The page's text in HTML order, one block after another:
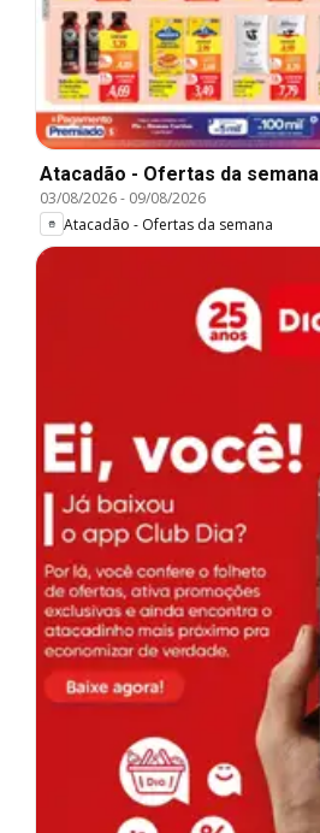
Atacadão - Ofertas da semana
03/08/2026- 09/08/2026
Atacadão - Ofertas da semana